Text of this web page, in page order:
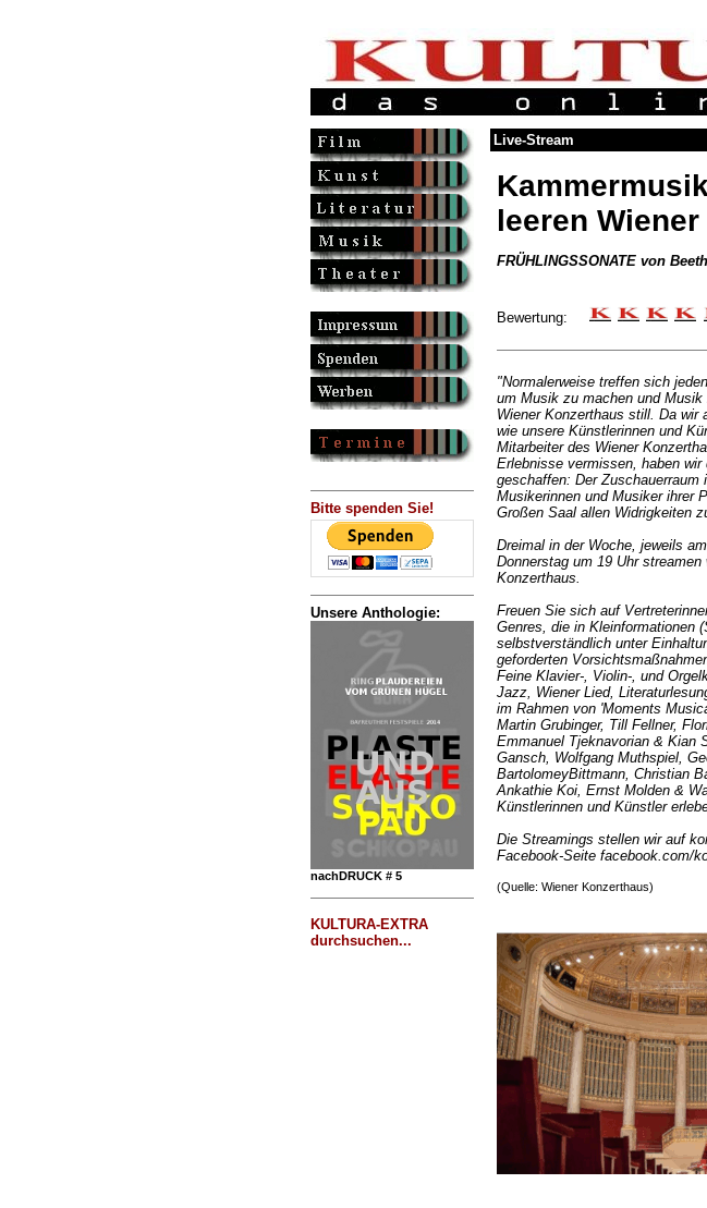
Bitte spenden Sie!
Unsere Anthologie:
nachDRUCK # 5
KULTURA-EXTRA
durchsuchen...
Live-Stream
leeren
FRÜHLINGSSONATE von
Bewertung:
"Normalerweise treffen sich
um Musik zu machen und
Wiener Konzerthaus still. Da wir
wie unsere Künstlerinnen und
Mitarbeiter des Wiener
Erlebnisse vermissen, haben
geschaffen: Der Zuschauerraum
Musikerinnen und Musiker ihrer
Großen Saal allen Widrigkeiten
Dreimal in der Woche, jeweils
Donnerstag um 19 Uhr
Konzerthaus.
Freuen Sie sich auf
Genres, die in Kleinformationen
selbstverständlich unter
geforderten
Feine Klavier-, Violin-, und
Jazz, Wiener Lied,
im Rahmen von 'Moments
Martin Grubinger, Till Fellner,
Emmanuel Tjeknavorian & Kian
Gansch, Wolfgang Muthspiel,
BartolomeyBittmann, Christian
Ankathie Koi, Ernst Molden &
Künstlerinnen und Künstler
Die Streamings stellen wir auf
Facebook-Seite facebook.com/
(Quelle: Wiener Konzerthaus)